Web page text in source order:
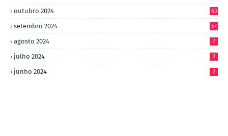
outubro 2024 63
setembro 2024 57
agosto 2024 7
julho 2024 2
junho 2024 2